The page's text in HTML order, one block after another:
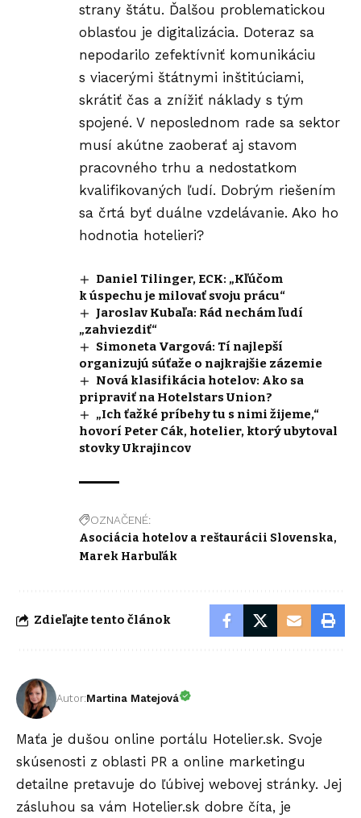
strany štátu. Ďalšou problematickou
oblasťou je digitalizácia. Doteraz sa
nepodarilo zefektívniť komunikáciu
s viacerými štátnymi inštitúciami,
skrátiť čas a znížiť náklady s tým
spojené. V neposlednom rade sa sektor
musí akútne zaoberať aj stavom
pracovného trhu a nedostatkom
kvalifikovaných ľudí. Dobrým riešením
sa črtá byť duálne vzdelávanie. Ako ho
hodnotia hotelieri?
Daniel Tilinger, ECK: „Kľúčom
k úspechu je milovať svoju prácu“
Jaroslav Kubaľa: Rád nechám ľudí
„zahviezdiť“
Simoneta Vargová: Tí najlepší
organizujú súťaže o najkrajšie zázemie
Nová klasifikácia hotelov: Ako sa
pripraviť na Hotelstars Union?
„Ich ťažké príbehy tu s nimi žijeme,“
hovorí Peter Cák, hotelier, ktorý ubytoval
stovky Ukrajincov
OZNAČENÉ:
Asociácia hotelov a reštaurácii Slovenska
Marek Harbuľák
Zdieľajte tento článok
Autor:Martina Matejová
Maťa je dušou online portálu Hotelier.sk. Svoje
skúsenosti z oblasti PR a online marketingu
detailne pretavuje do ľúbivej webovej stránky. Jej
zásluhou sa vám Hotelier.sk dobre číta, je